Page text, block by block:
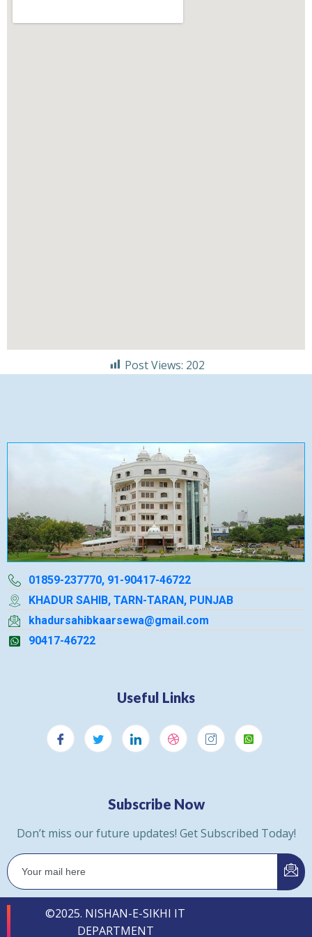
Post Views: 202
01859-237770, 91-90417-46722
KHADUR SAHIB, TARN-TARAN, PUNJAB
khadursahibkaarsewa@gmail.com
90417-46722
Useful Links
Subscribe Now
Don’t miss our future updates! Get Subscribed Today!
©2025. NISHAN-E-SIKHI IT
DEPARTMENT